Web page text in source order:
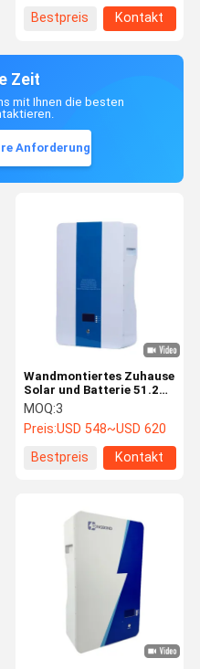
Bestpreis
Kontakt
Zeit
mit Ihnen die besten
Anforderung
Wandmontiertes Zuhause
Solar und Batterie 51.2V
100Ah Energiespeicher
Lithiumbatterie
MOQ:3
Preis:USD 548~USD 620
Bestpreis
Kontakt